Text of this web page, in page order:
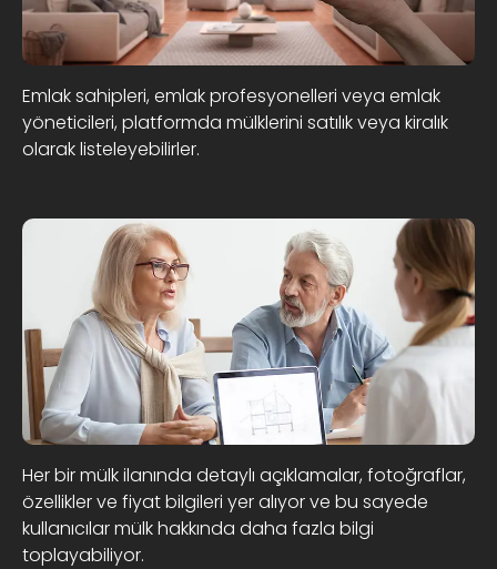
Emlak sahipleri, emlak profesyonelleri veya emlak
yöneticileri, platformda mülklerini satılık veya kiralık
olarak listeleyebilirler.
Her bir mülk ilanında detaylı açıklamalar, fotoğraflar,
özellikler ve fiyat bilgileri yer alıyor ve bu sayede
kullanıcılar mülk hakkında daha fazla bilgi
toplayabiliyor.